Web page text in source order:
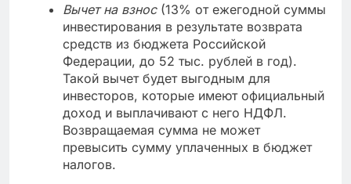
Вычет на взнос(13% от ежегодной суммы
инвестирования в результате возврата
средств из бюджета Российской
Федерации, до 52 тыс. рублей в год).
Такой вычет будет выгодным для
инвесторов, которые имеют официальный
доход и выплачивают с него НДФЛ.
Возвращаемая сумма не может
превысить сумму уплаченных в бюджет
налогов.